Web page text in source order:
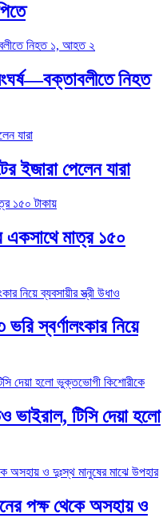
নিহত
ইজারা পেলেন যারা
একসাথে মাত্র ১৫০
স্বর্ণালংকার নিয়ে
ভাইরাল, টিসি দেয়া হলো
পক্ষ থেকে অসহায় ও